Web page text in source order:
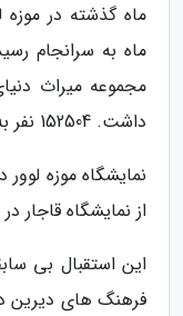
ماه گذشته در موزه
مجموعه میراث
داشت. 152504 نفر به تماشا این نمایشگاه آمدند.
نمایشگاه موزه
از نمایشگاه قاجار
این استقبال بی
فرهنگ های دیرین